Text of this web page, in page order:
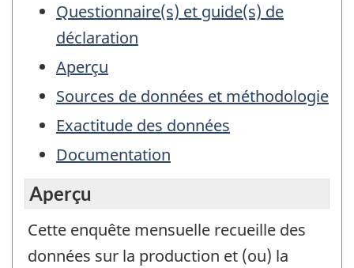
Questionnaire(s) et guide(s) de
déclaration
Aperçu
Sources de données et méthodologie
Exactitude des données
Documentation
Aperçu
Cette enquête mensuelle recueille des
données sur la production et (ou) la